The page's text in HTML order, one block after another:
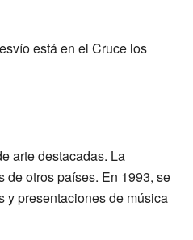
está en el Cruce los
arte destacadas. La
otros países. En 1993, se
y presentaciones de música